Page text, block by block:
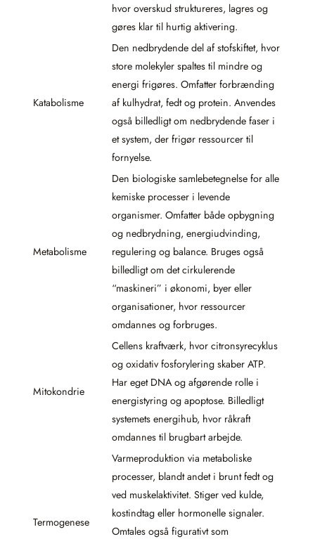
hvor overskud struktureres, lagres og
gøres klar til hurtig aktivering.
Katabolisme
Den nedbrydende del af stofskiftet, hvor
store molekyler spaltes til mindre og
energi frigøres. Omfatter forbrænding
af kulhydrat, fedt og protein. Anvendes
også billedligt om nedbrydende faser i
et system, der frigør ressourcer til
fornyelse.
Metabolisme
Den biologiske samlebetegnelse for alle
kemiske processer i levende
organismer. Omfatter både opbygning
og nedbrydning, energiudvinding,
regulering og balance. Bruges også
billedligt om det cirkulerende
“maskineri” i økonomi, byer eller
organisationer, hvor ressourcer
omdannes og forbruges.
Mitokondrie
Cellens kraftværk, hvor citronsyrecyklus
og oxidativ fosforylering skaber ATP.
Har eget DNA og afgørende rolle i
energistyring og apoptose. Billedligt
systemets energihub, hvor råkraft
omdannes til brugbart arbejde.
Termogenese
Varmeproduktion via metaboliske
processer, blandt andet i brunt fedt og
ved muskelaktivitet. Stiger ved kulde,
kostindtag eller hormonelle signaler.
Omtales også figurativt som